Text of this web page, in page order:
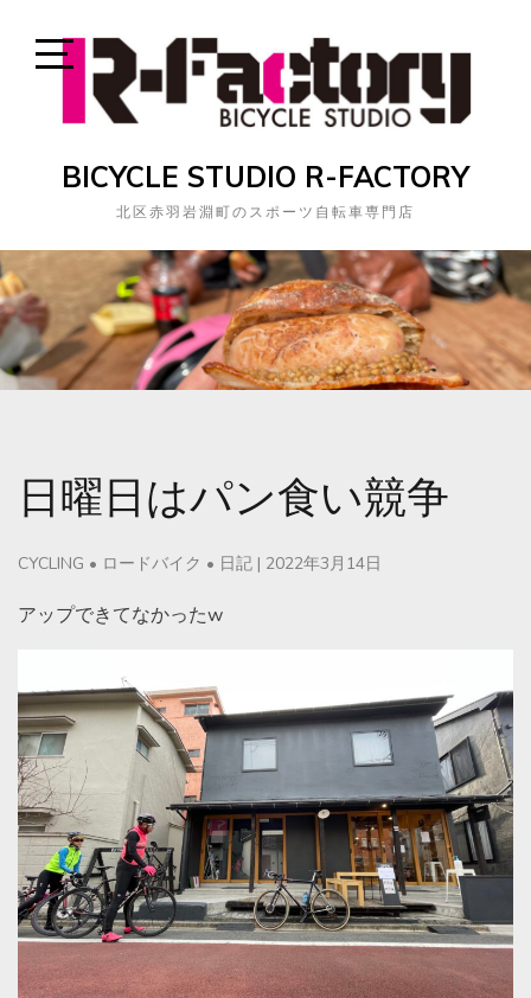
Open
Sidebar
BICYCLE STUDIO R-FACTORY
北区赤羽岩淵町のスポーツ自転車専門店
日曜日はパン食い競争
CYCLING • ロードバイク • 日記 | 2022年3月14日
アップできてなかったw